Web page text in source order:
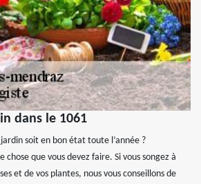
dans le 1061
soit en bon état toute l’année ?
chose que vous devez faire. Si vous songez à
et de vos plantes, nous vous conseillons de